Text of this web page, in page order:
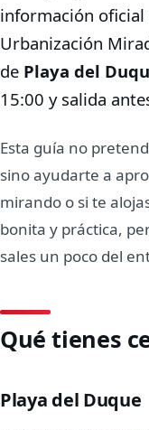
información
Urbanización
de Playa del
15:00 y salida
Esta guía no
sino ayudarte a
mirando o si te
bonita y práctica,
sales un poco del
Qué tienes
Playa del Duque